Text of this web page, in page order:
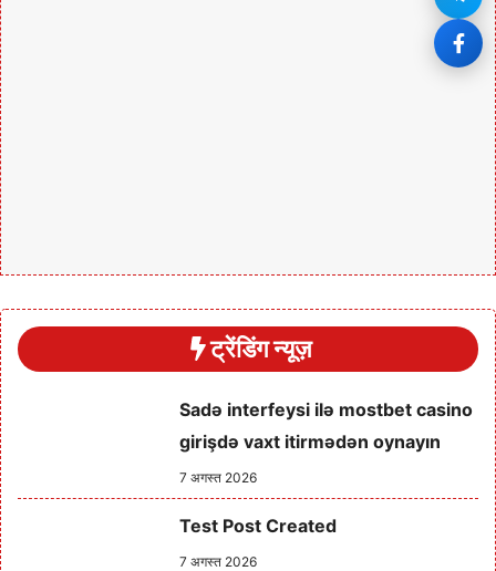
ट्रेंडिंग न्यूज़
Sadə interfeysi ilə mostbet casino
girişdə vaxt itirmədən oynayın
7 अगस्त 2026
Test Post Created
7 अगस्त 2026